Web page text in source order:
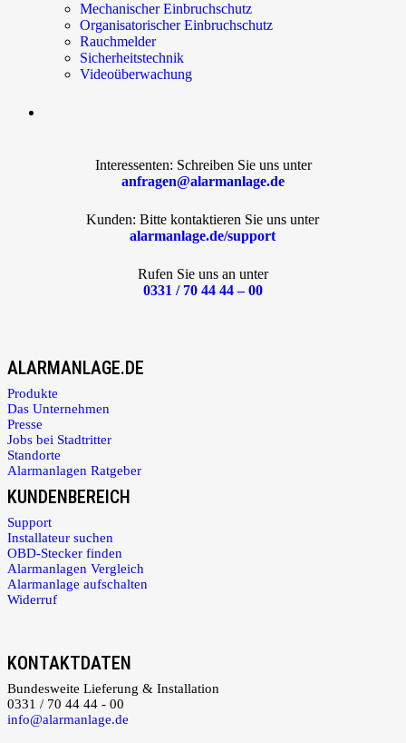
Mechanischer Einbruchschutz
Organisatorischer Einbruchschutz
Rauchmelder
Sicherheitstechnik
Videoüberwachung
Interessenten: Schreiben Sie uns unter
anfragen@alarmanlage.de
Kunden: Bitte kontaktieren Sie uns unter
alarmanlage.de/support
Rufen Sie uns an unter
0331 / 70 44 44 – 00
ALARMANLAGE.DE
Produkte
Das Unternehmen
Presse
Jobs bei Stadtritter
Standorte
Alarmanlagen Ratgeber
KUNDENBEREICH
Support
Installateur suchen
OBD-Stecker finden
Alarmanlagen Vergleich
Alarmanlage aufschalten
Widerruf
KONTAKTDATEN
Bundesweite Lieferung & Installation
0331 / 70 44 44 - 00
info@alarmanlage.de